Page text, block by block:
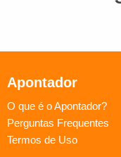
Apontador
O que é o Apontador?
Perguntas Frequentes
Termos de Uso